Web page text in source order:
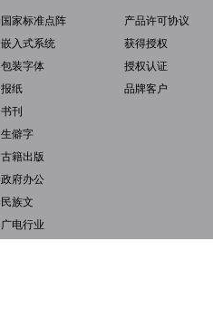
国家标准点阵
嵌入式系统
包装字体
报纸
书刊
生僻字
古籍出版
政府办公
民族文
广电行业
产品许可协议
获得授权
授权认证
品牌客户